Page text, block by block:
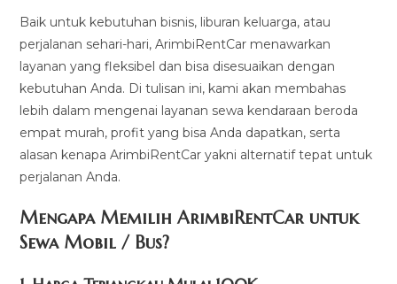
Baik untuk kebutuhan bisnis, liburan keluarga, atau
perjalanan sehari-hari, ArimbiRentCar menawarkan
layanan yang fleksibel dan bisa disesuaikan dengan
kebutuhan Anda. Di tulisan ini, kami akan membahas
lebih dalam mengenai layanan sewa kendaraan beroda
empat murah, profit yang bisa Anda dapatkan, serta
alasan kenapa ArimbiRentCar yakni alternatif tepat untuk
perjalanan Anda.
Mengapa Memilih ArimbiRentCar untuk
Sewa Mobil / Bus?